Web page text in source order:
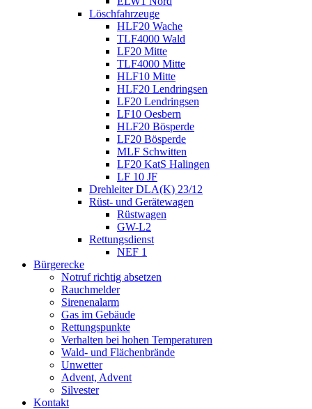
Löschfahrzeuge
HLF20 Wache
TLF4000 Wald
LF20 Mitte
TLF4000 Mitte
HLF10 Mitte
HLF20 Lendringsen
LF20 Lendringsen
LF10 Oesbern
HLF20 Bösperde
LF20 Bösperde
MLF Schwitten
LF20 KatS Halingen
LF 10 JF
Drehleiter DLA(K) 23/12
Rüst- und Gerätewagen
Rüstwagen
GW-L2
Rettungsdienst
NEF 1
Bürgerecke
Notruf richtig absetzen
Rauchmelder
Sirenenalarm
Gas im Gebäude
Rettungspunkte
Verhalten bei hohen Temperaturen
Wald- und Flächenbrände
Unwetter
Advent, Advent
Silvester
Kontakt